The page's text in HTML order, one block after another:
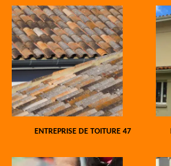
ENTREPRISE DE TOITURE 47